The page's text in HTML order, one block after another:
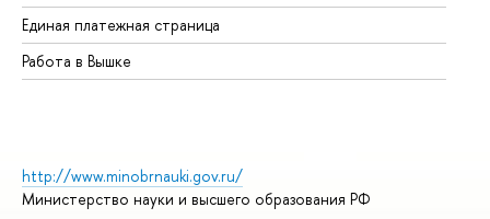
Единая платежная страница
Работа в Вышке
http://www.minobrnauki.gov.ru/
Министерство науки и высшего образования РФ